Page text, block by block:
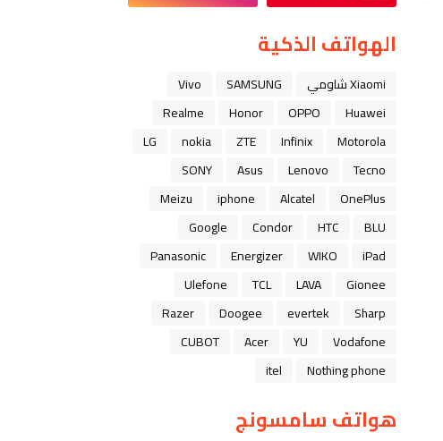
الهواتف الذكية
Xiaomi شاومي SAMSUNG
Vivo
Huawei
OPPO
Honor
Realme
Motorola
Infinix
ZTE
nokia
LG
Tecno
Lenovo
Asus
SONY
OnePlus
Alcatel
iphone
Meizu
BLU
HTC
Condor
Google
iPad
WIKO
Energizer
Panasonic
Gionee
LAVA
TCL
Ulefone
Sharp
evertek
Doogee
Razer
Vodafone
YU
Acer
CUBOT
Nothing phone
itel
هواتف سامسونج